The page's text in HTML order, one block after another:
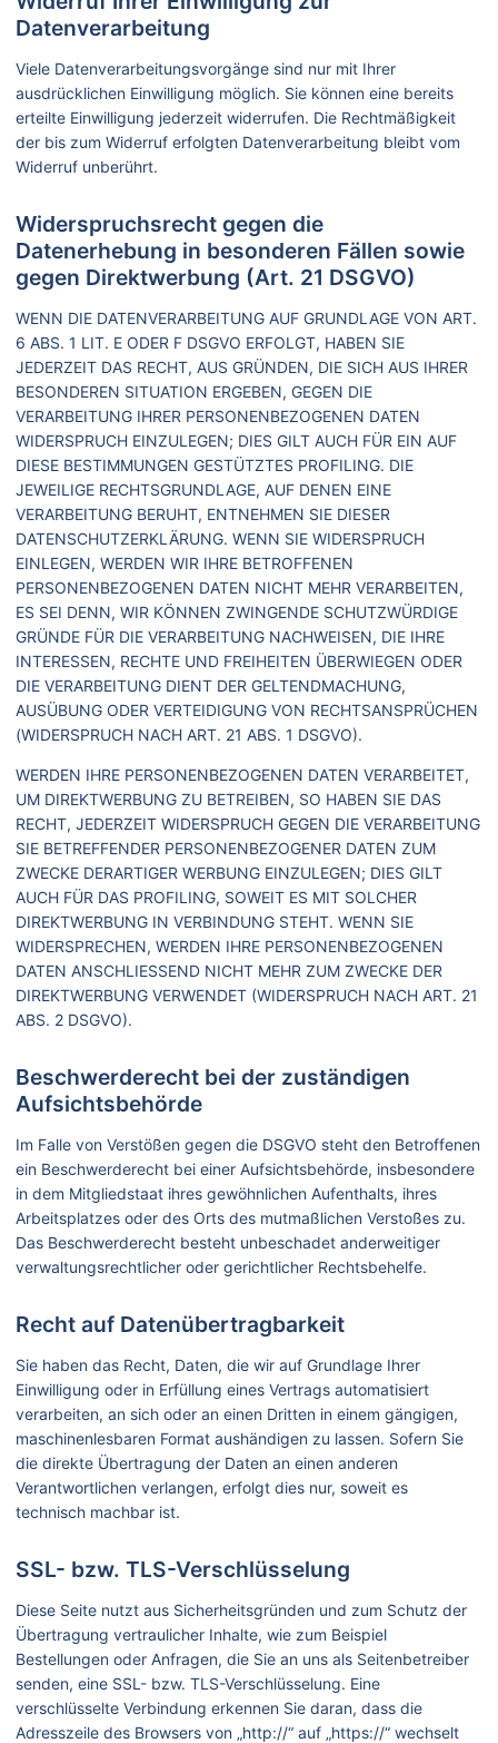
Datenverarbeitung
Viele Datenverarbeitungsvorgänge sind nur mit Ihrer
ausdrücklichen Einwilligung möglich. Sie können eine bereits
erteilte Einwilligung jederzeit widerrufen. Die Rechtmäßigkeit
der bis zum Widerruf erfolgten Datenverarbeitung bleibt vom
Widerruf unberührt.
Widerspruchsrecht gegen die
Datenerhebung in besonderen Fällen sowie
gegen Direktwerbung (Art. 21 DSGVO)
WENN DIE DATENVERARBEITUNG AUF GRUNDLAGE VON ART.
6 ABS. 1 LIT. E ODER F DSGVO ERFOLGT, HABEN SIE
JEDERZEIT DAS RECHT, AUS GRÜNDEN, DIE SICH AUS IHRER
BESONDEREN SITUATION ERGEBEN, GEGEN DIE
VERARBEITUNG IHRER PERSONENBEZOGENEN DATEN
WIDERSPRUCH EINZULEGEN; DIES GILT AUCH FÜR EIN AUF
DIESE BESTIMMUNGEN GESTÜTZTES PROFILING. DIE
JEWEILIGE RECHTSGRUNDLAGE, AUF DENEN EINE
VERARBEITUNG BERUHT, ENTNEHMEN SIE DIESER
DATENSCHUTZERKLÄRUNG. WENN SIE WIDERSPRUCH
EINLEGEN, WERDEN WIR IHRE BETROFFENEN
PERSONENBEZOGENEN DATEN NICHT MEHR VERARBEITEN,
ES SEI DENN, WIR KÖNNEN ZWINGENDE SCHUTZWÜRDIGE
GRÜNDE FÜR DIE VERARBEITUNG NACHWEISEN, DIE IHRE
INTERESSEN, RECHTE UND FREIHEITEN ÜBERWIEGEN ODER
DIE VERARBEITUNG DIENT DER GELTENDMACHUNG,
AUSÜBUNG ODER VERTEIDIGUNG VON RECHTSANSPRÜCHEN
(WIDERSPRUCH NACH ART. 21 ABS. 1 DSGVO).
WERDEN IHRE PERSONENBEZOGENEN DATEN VERARBEITET,
UM DIREKTWERBUNG ZU BETREIBEN, SO HABEN SIE DAS
RECHT, JEDERZEIT WIDERSPRUCH GEGEN DIE VERARBEITUNG
SIE BETREFFENDER PERSONENBEZOGENER DATEN ZUM
ZWECKE DERARTIGER WERBUNG EINZULEGEN; DIES GILT
AUCH FÜR DAS PROFILING, SOWEIT ES MIT SOLCHER
DIREKTWERBUNG IN VERBINDUNG STEHT. WENN SIE
WIDERSPRECHEN, WERDEN IHRE PERSONENBEZOGENEN
DATEN ANSCHLIESSEND NICHT MEHR ZUM ZWECKE DER
DIREKTWERBUNG VERWENDET (WIDERSPRUCH NACH ART. 21
ABS. 2 DSGVO).
Beschwerde­recht bei der zuständigen
Aufsichts­behörde
Im Falle von Verstößen gegen die DSGVO steht den Betroffenen
ein Beschwerderecht bei einer Aufsichtsbehörde, insbesondere
in dem Mitgliedstaat ihres gewöhnlichen Aufenthalts, ihres
Arbeitsplatzes oder des Orts des mutmaßlichen Verstoßes zu.
Das Beschwerderecht besteht unbeschadet anderweitiger
verwaltungsrechtlicher oder gerichtlicher Rechtsbehelfe.
Recht auf Daten­übertrag­barkeit
Sie haben das Recht, Daten, die wir auf Grundlage Ihrer
Einwilligung oder in Erfüllung eines Vertrags automatisiert
verarbeiten, an sich oder an einen Dritten in einem gängigen,
maschinenlesbaren Format aushändigen zu lassen. Sofern Sie
die direkte Übertragung der Daten an einen anderen
Verantwortlichen verlangen, erfolgt dies nur, soweit es
technisch machbar ist.
SSL- bzw. TLS-Verschlüsselung
Diese Seite nutzt aus Sicherheitsgründen und zum Schutz der
Übertragung vertraulicher Inhalte, wie zum Beispiel
Bestellungen oder Anfragen, die Sie an uns als Seitenbetreiber
senden, eine SSL- bzw. TLS-Verschlüsselung. Eine
verschlüsselte Verbindung erkennen Sie daran, dass die
Adresszeile des Browsers von „http://“ auf „https://“ wechselt